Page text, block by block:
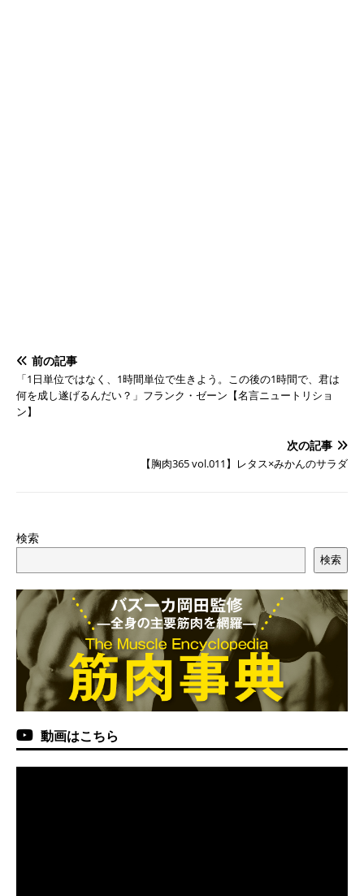
前の記事
「1日単位ではなく、1時間単位で生きよう。この後の1時間で、君は
何を成し遂げるんだい？」フランク・ゼーン【名言ニュートリショ
ン】
次の記事
【胸肉365 vol.011】レタス×みかんのサラダ
検索
検索
動画はこちら